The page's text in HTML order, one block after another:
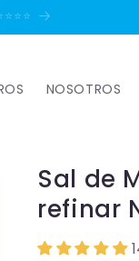
NOSOTROS
Sal de
refinar